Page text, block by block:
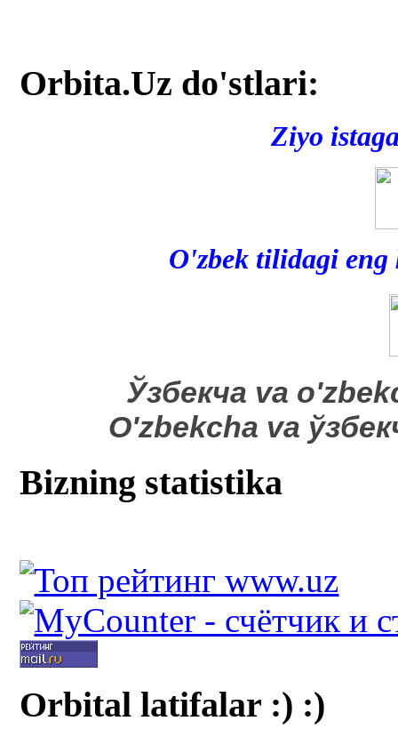
Orbita.Uz do'stlari:
Ziyo
O'zbek tilidagi
​Ўзбекча va
O'zbekcha va
Bizning statistika
Orbital latifalar :) :)